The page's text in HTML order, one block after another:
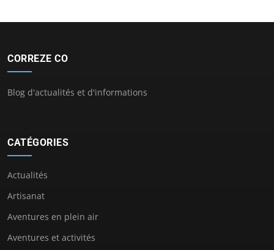
CORREZE CO
Blog d'actualités et d'informations
CATÉGORIES
Actualités
Artisanat
Aventures en plein air
Aventures et activités